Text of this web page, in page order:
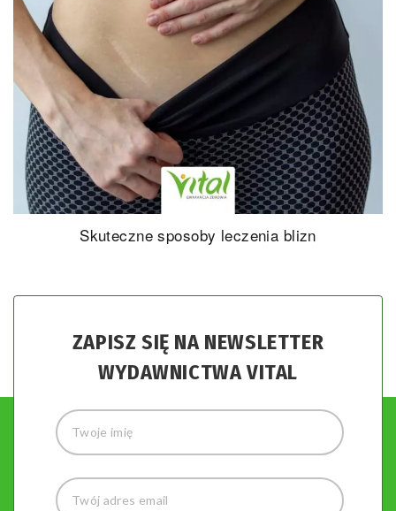
Skuteczne sposoby leczenia blizn
ZAPISZ SIĘ NA NEWSLETTER
WYDAWNICTWA VITAL